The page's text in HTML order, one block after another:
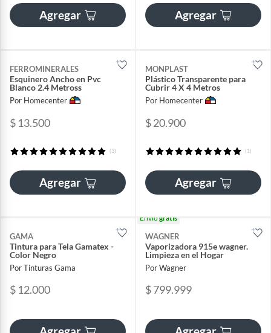
Agregar Agregar
FERROMINERALES
Esquinero Ancho en Pvc
Blanco 2.4 Metross
Por Homecenter
$ 13.500
(3)
Agregar
MONPLAST
Plástico Transparente para
Cubrir 4 X 4 Metros
Por Homecenter
$ 20.900
(1)
Agregar
GAMA
Tintura para Tela Gamatex -
Color Negro
Por Tinturas Gama
$ 12.000
Envíogratis
WAGNER
Vaporizadora 915e wagner.
Limpieza en el Hogar
Por Wagner
$ 799.999